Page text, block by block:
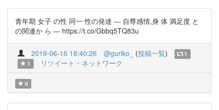
青年期 女子 の性 同一 性の発達 ― 自尊感情,身 体 満足度 と
の関連か ら ― https://t.co/Gbbq5TQ83u
2019-06-16 18:40:26 @guriko_ (投稿一覧)
1
1
リツイート・ネットワーク
0